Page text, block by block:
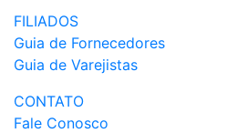
FILIADOS
Guia de Fornecedores
Guia de Varejistas
CONTATO
Fale Conosco